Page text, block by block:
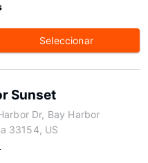
Seleccionar
Sunset
Dr, Bay Harbor
33154, US